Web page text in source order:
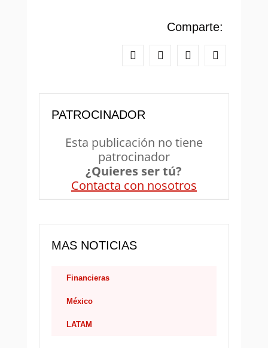
PATROCINADOR
Esta publicación no tiene
patrocinador
¿Quieres ser tú?
Contacta con nosotros
MAS NOTICIAS
Financieras
México
LATAM
Comparte: